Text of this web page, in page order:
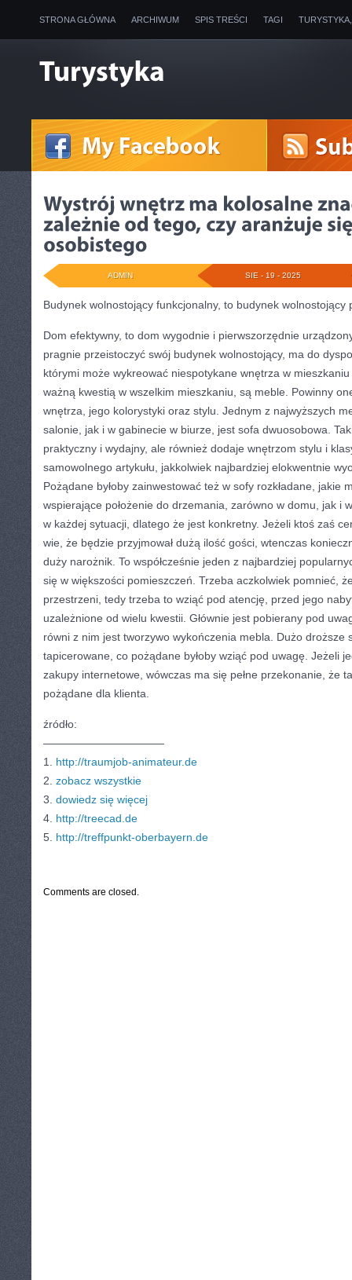
STRONA GŁÓWNA ARCHIWUM SPIS TREŚCI TAGI
SIE - 19 - 2025
ADMIN
Budynek wolnostojący funkcjonalny, to budynek wolnostojący
Dom efektywny, to dom wygodnie i pierwszorzędnie
pragnie przeistoczyć swój budynek wolnostojący, ma do
którymi może wykreować niespotykane wnętrza w
ważną kwestią w wszelkim mieszkaniu, są meble. Powinny
wnętrza, jego kolorystyki oraz stylu. Jednym z najwyższych
salonie, jak i w gabinecie w biurze, jest sofa dwuosobowa.
praktyczny i wydajny, ale również dodaje wnętrzom stylu i
samowolnego artykułu, jakkolwiek najbardziej elokwentnie
Pożądane byłoby zainwestować też w sofy rozkładane, jakie
wspierające położenie do drzemania, zarówno w domu, jak i
w każdej sytuacji, dlatego że jest konkretny. Jeżeli ktoś zaś
wie, że będzie przyjmował dużą ilość gości, wtenczas
duży narożnik. To współcześnie jeden z najbardziej
się w większości pomieszczeń. Trzeba aczkolwiek pomnieć,
przestrzeni, tedy trzeba to wziąć pod atencję, przed jego
uzależnione od wielu kwestii. Głównie jest pobierany pod
równi z nim jest tworzywo wykończenia mebla. Dużo droższe
tapicerowane, co pożądane byłoby wziąć pod uwagę. Jeżeli
zakupy internetowe, wówczas ma się pełne przekonanie, że
pożądane dla klienta.
źródło:
———————————
1. http://traumjob-animateur.de
2. zobacz wszystkie
3. dowiedz się więcej
4. http://treecad.de
5. http://treffpunkt-oberbayern.de
Comments are closed.